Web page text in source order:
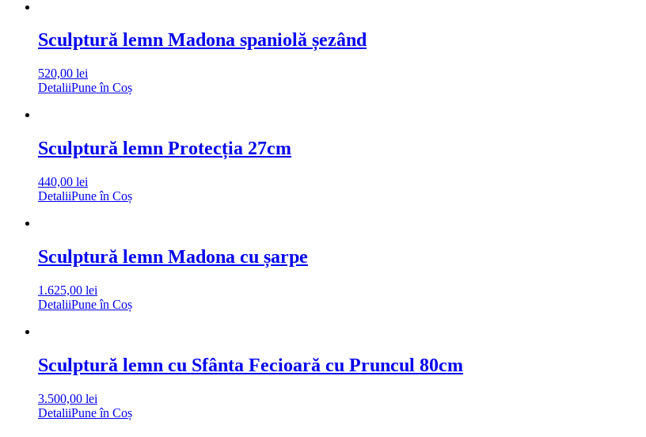
Sculptură lemn Madona spaniolă șezând
520,00 lei
DetaliiPune în Coș
Sculptură lemn Protecția 27cm
440,00 lei
DetaliiPune în Coș
Sculptură lemn Madona cu șarpe
1.625,00 lei
DetaliiPune în Coș
Sculptură lemn cu Sfânta Fecioară cu Pruncul 80cm
3.500,00 lei
DetaliiPune în Coș